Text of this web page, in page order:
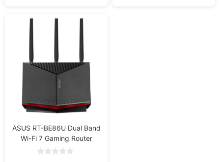
ASUS RT-BE86U Dual Band
Wi-Fi 7 Gaming Router